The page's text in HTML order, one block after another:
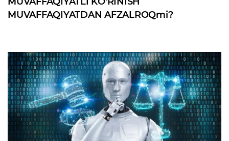
MUVAFFAQIYATDAN AFZALROQmi?